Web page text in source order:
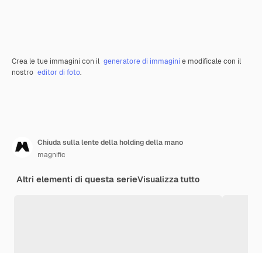
Crea le tue immagini con il generatore di immagini e modificale con il
nostro editor di foto.
Chiuda sulla lente della holding della mano
magnific
Altri elementi di questa serieVisualizza tutto